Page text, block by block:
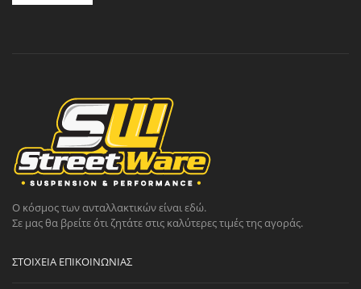
Ο κόσμος των ανταλλακτικών είναι εδώ.
Σε μας θα βρείτε ότι ζητάτε στις καλύτερες τιμές της αγοράς.
ΣΤΟΙΧΕΊΑ ΕΠΙΚΟΙΝΩΝΊΑΣ